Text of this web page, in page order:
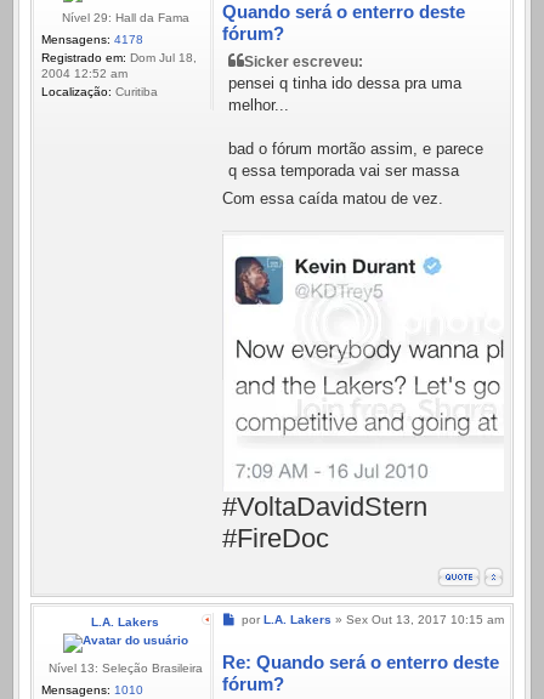
Nível 29: Hall da Fama
Mensagens: 4178
Registrado em: Dom Jul 18,
2004 12:52 am
Localização: Curitiba
Quando será o enterro deste
fórum?
Sicker escreveu:
pensei q tinha ido dessa pra uma
melhor...
bad o fórum mortão assim, e parece
q essa temporada vai ser massa
Com essa caída matou de vez.
#VoltaDavidStern
#FireDoc
L.A. Lakers
Nível 13: Seleção Brasileira
Mensagens: 1010
Mensagem
por L.A. Lakers » Sex Out 13, 2017 10:15 am
Re: Quando será o enterro deste
fórum?